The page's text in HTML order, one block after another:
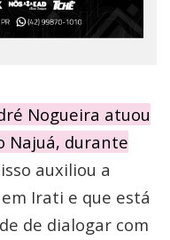
Nogueira atuou
Najuá, durante
auxiliou a
Irati e que está
de dialogar com